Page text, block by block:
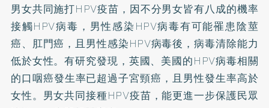
男女共同施打HPV疫苗，因不分男女皆有八成的機率
接觸HPV病毒，男性感染HPV病毒有可能罹患陰莖
癌、肛門癌，且男性感染HPV病毒後，病毒清除能力
低於女性。有研究發現，英國、美國的HPV病毒相關
的口咽癌發生率已超過子宮頸癌，且男性發生率高於
女性。男女共同接種HPV疫苗，能更進一步保護民眾